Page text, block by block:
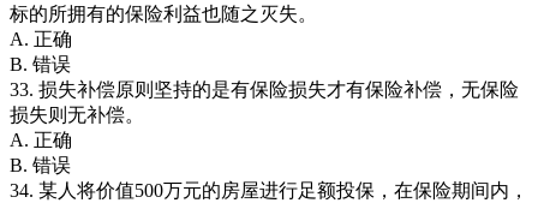
标的所拥有的保险利益也随之灭失。
A. 正确
B. 错误
33. 损失补偿原则坚持的是有保险损失才有保险补偿，无保险
损失则无补偿。
A. 正确
B. 错误
34. 某人将价值500万元的房屋进行足额投保，在保险期间内，